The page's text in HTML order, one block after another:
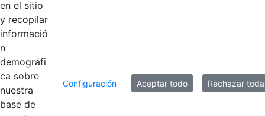
en el sitio
y recopilar
informació
n
demográfi
ca sobre
nuestra
base de
Configuración Aceptar todo Rechazar